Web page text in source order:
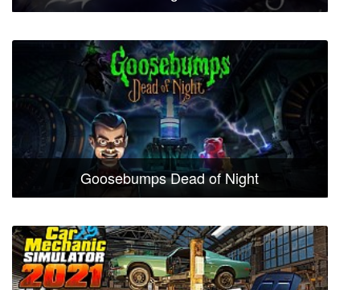
Goosebumps Dead of Night